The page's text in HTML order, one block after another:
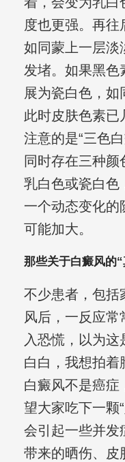
度也更强。再往
如同蒙上一层淡
发堵。如果黑色
展为瓷白色，如
此时皮肤色素已
注意的是“三色
同时存在三种颜
乳白色或瓷白色
一个动态变化的
可能加大。
那些关于白癜风的
不少患者，包括
风后，一反应
入恐慌，以为
白白，我想拍着
白癜风不是癌症
望大家吃下一颗
会引起一些并发
带来的晒伤、皮